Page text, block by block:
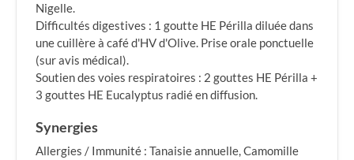
Nigelle.
Difficultés digestives : 1 goutte HE Périlla diluée dans
une cuillère à café d'HV d'Olive. Prise orale ponctuelle
(sur avis médical).
Soutien des voies respiratoires : 2 gouttes HE Périlla +
3 gouttes HE Eucalyptus radié en diffusion.
Synergies
Allergies / Immunité : Tanaisie annuelle, Camomille